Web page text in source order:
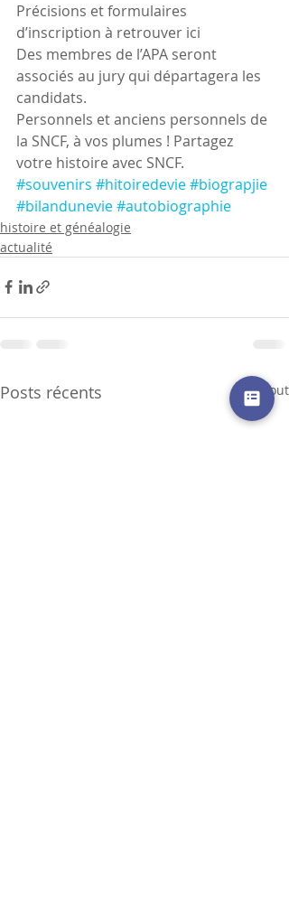
Précisions et formulaires
d’inscription à retrouver ici
Des membres de l’APA seront
associés au jury qui départagera les
candidats.
Personnels et anciens personnels de
la SNCF, à vos plumes ! Partagez
votre histoire avec SNCF.
#souvenirs #hitoiredevie#biograpjie
#bilandunevie#autobiographie
histoire et généalogie
actualité
Posts récents Voir tout